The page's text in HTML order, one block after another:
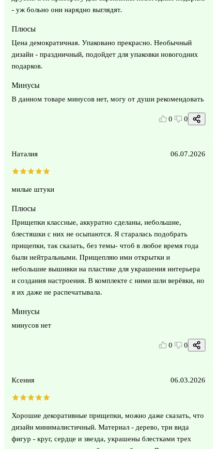
- уж больно они нарядно выглядят.
Плюсы
Цена демократичная. Упаковано прекрасно. Необычный
дизайн - праздничный, подойдет для упаковки новогодних
подарков.
Минусы
В данном товаре минусов нет, могу от души рекомендовать
0 0
Наталия 06.07.2026
милые штуки
Плюсы
Прищепки классные, аккуратно сделаны, небольшие,
блестяшки с них не осыпаются. Я старалась подобрать
прищепки, так сказать, без темы- чтоб в любое время года
были нейтральными. Прищепляю ими открытки и
небольшие вышивки на пластике для украшения интерьера
и создания настроения. В комплекте с ними шли верёвки, но
я их даже не распечатывала.
Минусы
минусов нет
0 0
Ксения 06.03.2026
Хорошие декоративные прищепки, можно даже сказать, что
дизайн минималистичный. Материал - дерево, три вида
фигур - круг, сердце и звезда, украшены блестками трех